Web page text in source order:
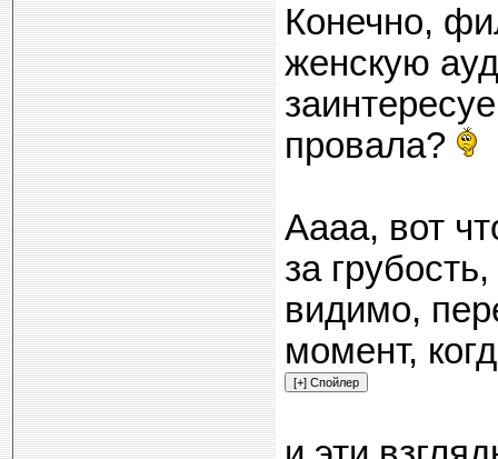
Конечно,
женскую
провала?
Аааа, вот
за
видимо,
момент,